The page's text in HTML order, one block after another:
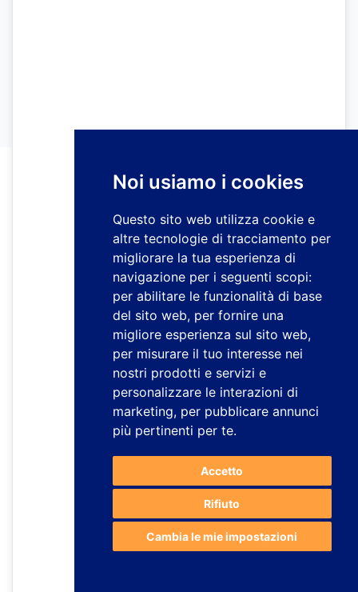
Noi usiamo i cookies
Questo sito web utilizza cookie e
altre tecnologie di tracciamento per
migliorare la tua esperienza di
navigazione per i seguenti scopi:
per abilitare le funzionalità di base
del sito web, per fornire una
migliore esperienza sul sito web,
per misurare il tuo interesse nei
nostri prodotti e servizi e
personalizzare le interazioni di
marketing, per pubblicare annunci
più pertinenti per te.
Accetto
Rifiuto
Cambia le mie impostazioni